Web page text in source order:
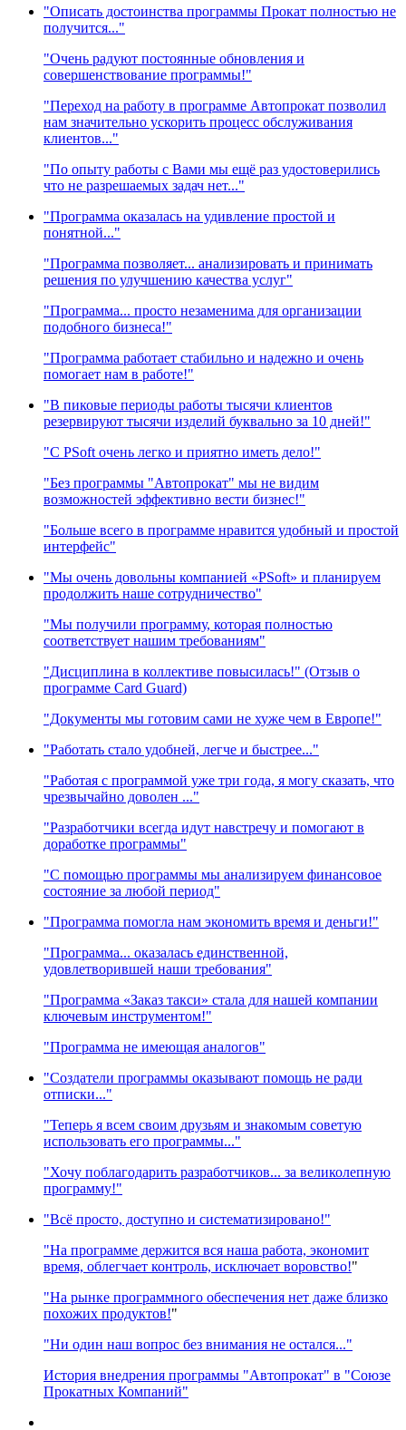
"Описать достоинства программы Прокат полностью не
получится..."
"Очень радуют постоянные обновления и
совершенствование программы!"
"Переход на работу в программе Автопрокат позволил
нам значительно ускорить процесс обслуживания
клиентов..."
"По опыту работы с Вами мы ещё раз удостоверились
что не разрешаемых задач нет..."
"Программа оказалась на удивление простой и
понятной..."
"Программа позволяет... анализировать и принимать
решения по улучшению качества услуг"
"Программа... просто незаменима для организации
подобного бизнеса!"
"Программа работает стабильно и надежно и очень
помогает нам в работе!"
"В пиковые периоды работы тысячи клиентов
резервируют тысячи изделий буквально за 10 дней!"
"C PSoft очень легко и приятно иметь дело!"
"Без программы "Автопрокат" мы не видим
возможностей эффективно вести бизнес!"
"Больше всего в программе нравится удобный и простой
интерфейс"
"Мы очень довольны компанией «PSoft» и планируем
продолжить наше сотрудничество"
"Мы получили программу, которая полностью
соответствует нашим требованиям"
"Дисциплина в коллективе повысилась!" (Отзыв о
программе Card Guard)
"Документы мы готовим сами не хуже чем в Европе!"
"Работать стало удобней, легче и быстрее..."
"Работая с программой уже три года, я могу сказать, что
чрезвычайно доволен ..."
"Разработчики всегда идут навстречу и помогают в
доработке программы"
"С помощью программы мы анализируем финансовое
состояние за любой период"
"Программа помогла нам экономить время и деньги!"
"Программа... оказалась единственной,
удовлетворившей наши требования"
"Программа «Заказ такси» стала для нашей компании
ключевым инструментом!"
"Программа не имеющая аналогов"
"Создатели программы оказывают помощь не ради
отписки..."
"Теперь я всем своим друзьям и знакомым советую
использовать его программы..."
"Хочу поблагодарить разработчиков... за великолепную
программу!"
"Всё просто, доступно и систематизировано!"
"На программе держится вся наша работа, экономит
время, облегчает контроль, исключает воровство!"
"На рынке программного обеспечения нет даже близко
похожих продуктов!"
"Ни один наш вопрос без внимания не остался..."
История внедрения программы "Автопрокат" в "Союзе
Прокатных Компаний"